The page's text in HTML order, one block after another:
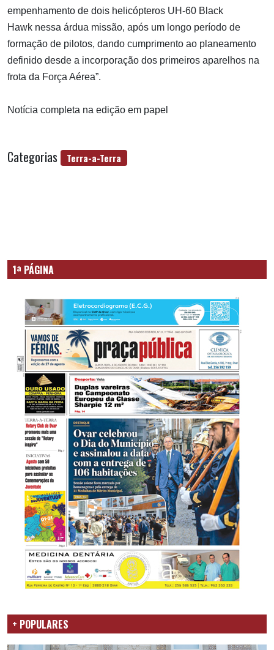
empenhamento de dois helicópteros UH-60 Black
Hawk nessa árdua missão, após um longo período de
formação de pilotos, dando cumprimento ao planeamento
definido desde a incorporação dos primeiros aparelhos na
frota da Força Aérea”.
Notícia completa na edição em papel
Categorias Terra-a-Terra
1ª PÁGINA
+ POPULARES